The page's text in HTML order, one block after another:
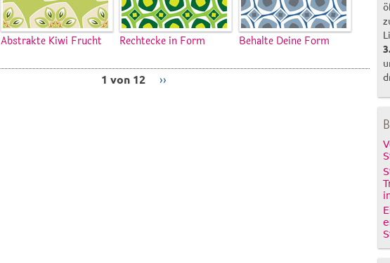
Abstrakte Kiwi Frucht Rechtecke in Form Behalte Deine Form
1 von 12 ››
3.